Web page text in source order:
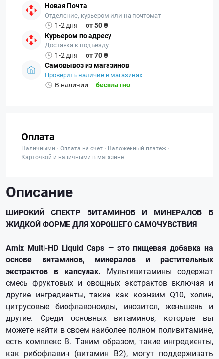
Новая Почта
Отделение, курьером или на почтомат
1-2 дня
от 50 ₴
Курьером по адресу
Доставка к подъезду
1-2 дня
от 70 ₴
Самовывоз из магазинов
Проверить наличие в магазинах
В наличии бесплатно
Оплата
Наличными • Оплата на счет • Наложенный платеж •
Карточкой и наличными в магазине
Описание
ШИРОКИЙ СПЕКТР ВИТАМИНОВ И МИНЕРАЛОВ В
ЖИДКОЙ ФОРМЕ ДЛЯ ХОРОШЕГО САМОЧУВСТВИЯ
Amix Multi-HD Liquid Caps — это пищевая добавка на
основе витаминов, минералов и растительных
экстрактов в капсулах. Мультивитамины содержат
смесь фруктовых и овощных экстрактов включая и
другие ингредиенты, такие как коэнзим Q10, холин,
цитрусовые биофлавоноиды, инозитол, женьшень и
другие. Среди основных витаминов, которые вы
можете найти в своем наиболее полном поливитамине,
есть комплекс В. Таким образом, такие ингредиенты,
как рибофлавин (витамин B2), могут поддерживать